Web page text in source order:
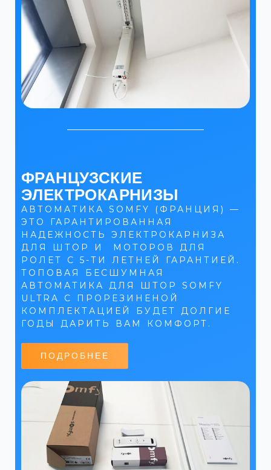
ФРАНЦУЗСКИЕ
ЭЛЕКТРОКАРНИЗЫ
АВТОМАТИКА SOMFY (ФРАНЦИЯ) —
ЭТО ГАРАНТИРОВАННАЯ
НАДЕЖНОСТЬ ЭЛЕКТРОКАРНИЗА
ДЛЯ ШТОР И МОТОРОВ ДЛЯ
РОЛЕТ С 5-ТИ ЛЕТНЕЙ ГАРАНТИЕЙ.
ТОПОВАЯ БЕСШУМНАЯ
АВТОМАТИКА ДЛЯ ШТОР SOMFY
ULTRA С ПРОРЕЗИНЕНОЙ
КОМПЛЕКТАЦИЕЙ БУДЕТ ДОЛГИЕ
ГОДЫ ДАРИТЬ ВАМ КОМФОРТ.
ПОДРОБНЕЕ